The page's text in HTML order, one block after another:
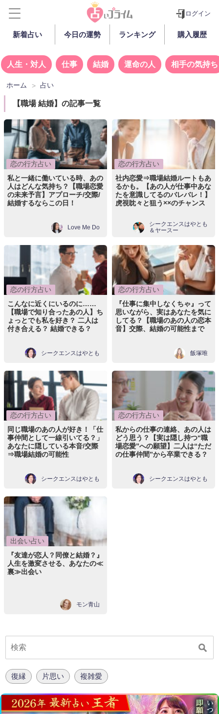
ログイン
新着占い 今日の運勢 ランキング 購入履歴
人生・対人 仕事 結婚 運命の人 相手の気持ち
ホーム 占い
【職場 結婚】の記事一覧
恋の行方占い
私と一緒に働いている時、あの
人はどんな気持ち？【職場恋愛
の未来予言】アプローチ/交際/
結婚するならこの日！
Love Me Do
恋の行方占い
社内恋愛⇒職場結婚ルートもあ
るかも。【あの人が仕事中あな
たを意識してるのバレバレ！】
虎視眈々と狙う××のチャンス
シークエンスはやとも
＆ヤースー
恋の行方占い
こんなに近くにいるのに……
【職場で知り合ったあの人】ち
ょっとでも私を好き？ 二人は
付き合える？ 結婚できる？
シークエンスはやとも
恋の行方占い
『仕事に集中しなくちゃ』って
思いながら、実はあなたを気に
してる？【職場のあの人の恋本
音】交際、結婚の可能性まで
飯塚唯
恋の行方占い
同じ職場のあの人が好き！「仕
事仲間として一線引いてる？」
あなたに隠している本音/交際
⇒職場結婚の可能性
シークエンスはやとも
恋の行方占い
私からの仕事の連絡、あの人は
どう思う？【実は隠し持つ“職
場恋愛”への願望】二人は“ただ
の仕事仲間”から卒業できる？
シークエンスはやとも
出会い占い
『友達が恋人？同僚と結婚？』
人生を激変させる、あなたの≪
裏≫出会い
モン青山
復縁 片思い 複雑愛